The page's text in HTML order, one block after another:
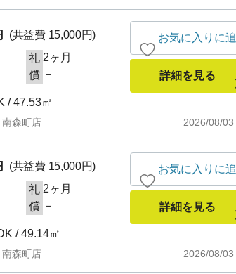
(共益費 15,000円)
礼 2ヶ月
償 －
/ 47.53㎡
2026/08/03
森町店
お気に入りに
詳細を見る
(共益費 15,000円)
礼 2ヶ月
償 －
/ 49.14㎡
2026/08/03
森町店
お気に入りに
詳細を見る